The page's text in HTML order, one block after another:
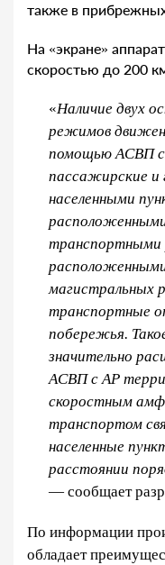
также в
На «экране»
скоростью до 200
«Наличие двух
режимов
помощью АСВП с
пассажирские и
населенными
транспортными
магистральных
транспортные
побережья.
значительно
АСВП с АР
скоростным
транспортом
населенные
расстоянии
— сообщает
По информации
обладает